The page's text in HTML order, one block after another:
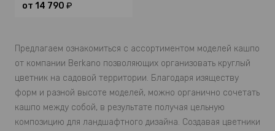
от 14 790 ₽
Предлагаем ознакомиться с ассортиментом моделей кашпо
от компании Berkano позволяющих организовать круглый
цветник на садовой территории. Благодаря изяществу
форм и разной высоте моделей, можно органично сочетать
кашпо между собой, в результате получая цельную
композицию для ландшафтного дизайна. Создавая цветники